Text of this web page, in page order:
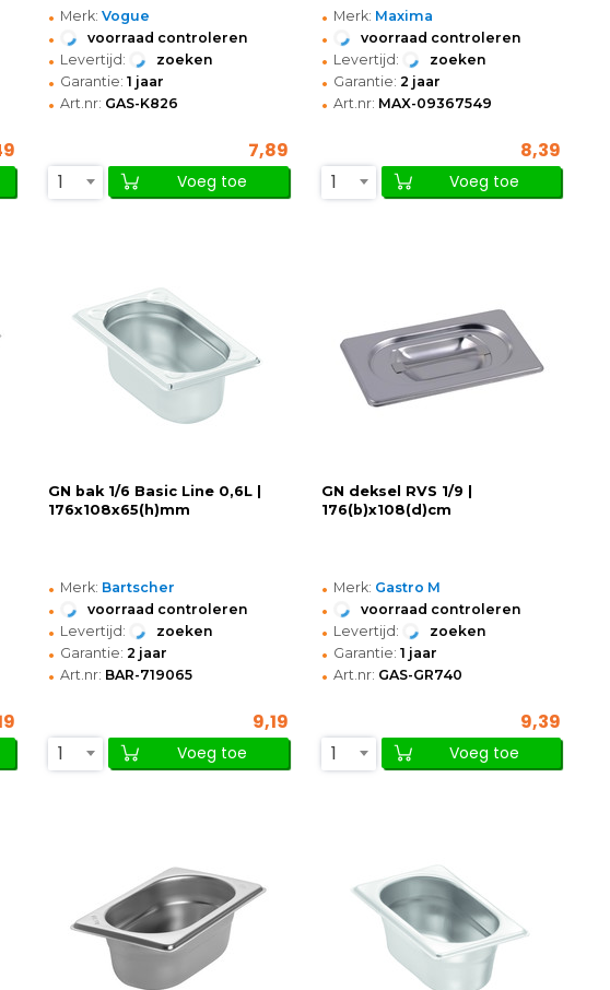
• Merk: Vogue
• voorraad controleren
• Levertijd: zoeken
• Garantie: 1 jaar
• Art.nr: GAS-K826
7,89
1
Voeg toe
• Merk: Maxima
• voorraad controleren
• Levertijd: zoeken
• Garantie: 2 jaar
• Art.nr: MAX-09367549
8,39
1
Voeg toe
GN bak 1/6 Basic Line 0,6L |
176x108x65(h)mm
• Merk: Bartscher
• voorraad controleren
• Levertijd: zoeken
• Garantie: 2 jaar
• Art.nr: BAR-719065
9,19
1
Voeg toe
GN deksel RVS 1/9 |
176(b)x108(d)cm
• Merk: Gastro M
• voorraad controleren
• Levertijd: zoeken
• Garantie: 1 jaar
• Art.nr: GAS-GR740
9,39
1
Voeg toe